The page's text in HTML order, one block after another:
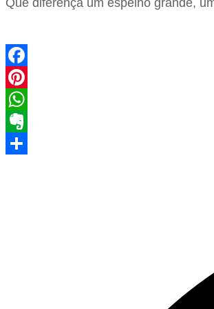
Facebook
Pinterest
WhatsApp
Evernote